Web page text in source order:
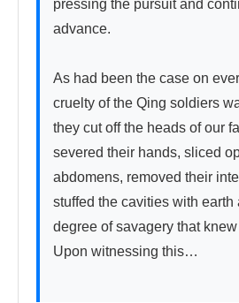
pressing the pursuit and
advance.
As had been the case on
cruelty of the Qing soldiers
they cut off the heads of our
severed their hands, sliced
abdomens, removed their
stuffed the cavities with
degree of savagery that
Upon witnessing this…